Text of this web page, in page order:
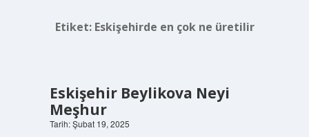
Etiket: Eskişehirde en çok ne üretilir
Eskişehir Beylikova Neyi
Meşhur
Tarih: Şubat 19, 2025